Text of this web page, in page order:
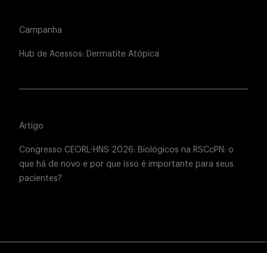
Campanha
Hub de Acessos: Dermatite Atópica
Artigo
Congresso CEORL-HNS 2026: Biológicos na RSCcPN: o
que há de novo e por que isso é importante para seus
pacientes?